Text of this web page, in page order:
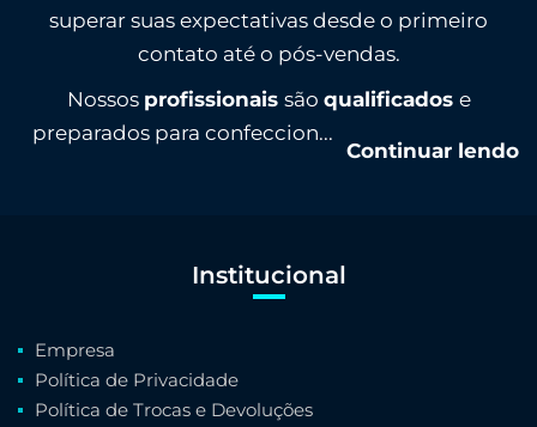
superar suas expectativas desde o primeiro
contato até o pós-vendas.
Nossos profissionais são qualificados e
preparados para confeccion...
Continuar lendo
Institucional
Empresa
Política de Privacidade
Política de Trocas e Devoluções